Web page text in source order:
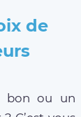
de
bon ou un